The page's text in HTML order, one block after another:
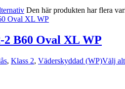
Den här produkten har flera
2 B60 Oval XL WP
, Klass 2, Väderskyddad (WP)Välj